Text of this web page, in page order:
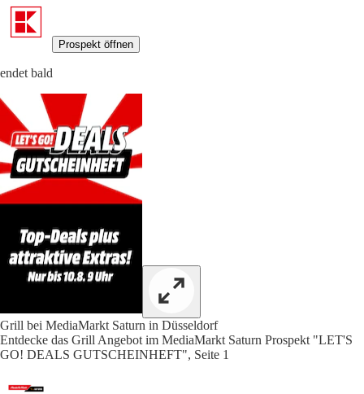
Prospekt öffnen
endet bald
Grill bei MediaMarkt Saturn in Düsseldorf
Entdecke das Grill Angebot im MediaMarkt Saturn Prospekt "LET'S
GO! DEALS GUTSCHEINHEFT", Seite 1